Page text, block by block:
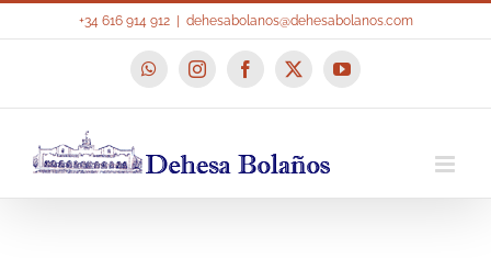
+34 616 914 912 dehesabolanos@dehesabolanos.com
WhatsAppInstagramFacebook
X YouTube